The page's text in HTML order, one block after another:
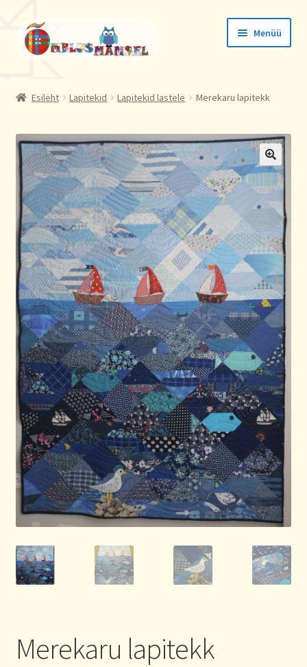
Liigu
navigeerimisele
Liigu
sisu
juurde
Menüü
Aadressid
Esileht Lapitekid Lapitekid lastele Merekaru lapitekk
🔍
Merekaru lapitekk